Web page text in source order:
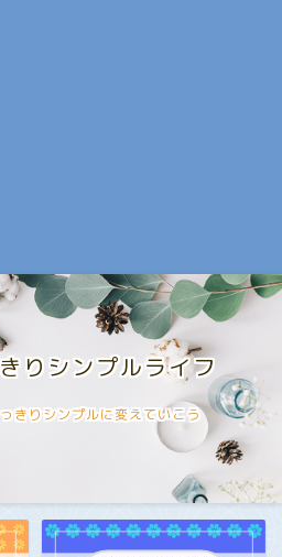
りシンプルライフ
きりシンプルに変えていこう